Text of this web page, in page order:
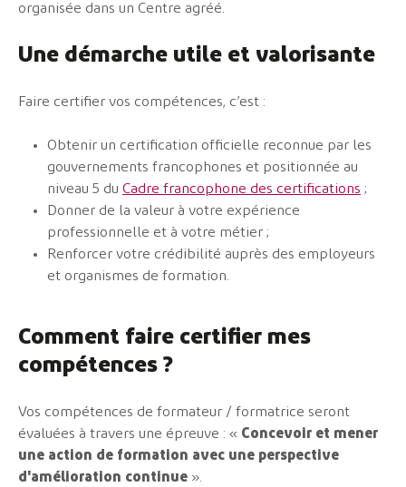
organisée dans un Centre agréé.
Une démarche utile et valorisante
Faire certifier vos compétences, c’est :
Obtenir un certification officielle reconnue par les
gouvernements francophones et positionnée au
niveau 5 du Cadre francophone des certifications ;
Donner de la valeur à votre expérience
professionnelle et à votre métier ;
Renforcer votre crédibilité auprès des employeurs
et organismes de formation.
Comment faire certifier mes
compétences ?
Vos compétences de formateur / formatrice seront
évaluées à travers une épreuve : « Concevoir et mener
une action de formation avec une perspective
d'amélioration continue ».